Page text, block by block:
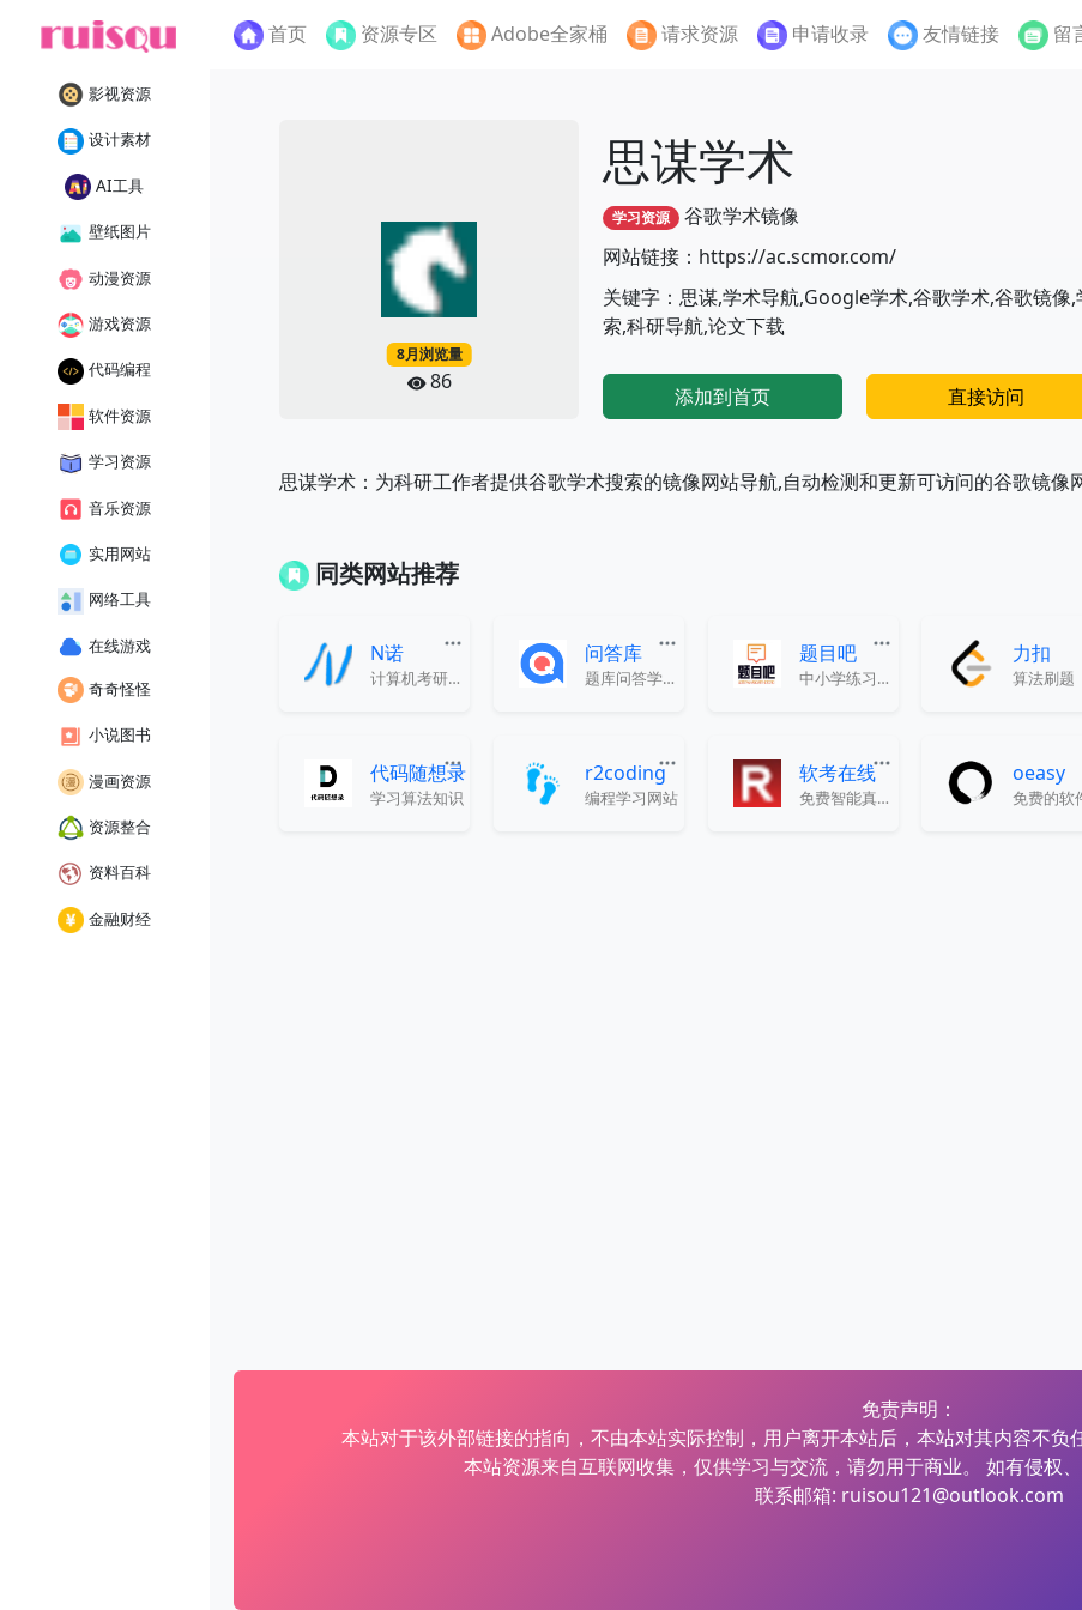
首页 资源专区 Adobe全家桶 请求资源 申请收录 友情链接 留
影视资源
设计素材
AI工具
壁纸图片
动漫资源
游戏资源
代码编程
软件资源
学习资源
音乐资源
实用网站
网络工具
在线游戏
奇奇怪怪
小说图书
漫画资源
资源整合
资料百科
金融财经
8月浏览量
86
思谋学术
学习资源 谷歌学术镜像
网站链接：https://ac.scmor.com/
关键字：思谋,学术导航,Google学术,谷歌学术,谷歌镜像,
索,科研导航,论文下载
添加到首页 直接访问
思谋学术：为科研工作者提供谷歌学术搜索的镜像网站导航,自动检测和更新可访问的谷歌镜像
同类网站推荐
N诺
计算机考研保研必备神器
问答库
题库问答学习平台
题目吧
中小学练习题，试卷
力扣
算法刷题
代码随想录
学习算法知识
r2coding
编程学习网站
软考在线
免费智能真题库
oeasy
免责声明：
本站对于该外部链接的指向，不由本站实际控制，用户离开本站后，本站对其内容不负
本站资源来自互联网收集，仅供学习与交流，请勿用于商业。 如有侵权
联系邮箱: ruisou121@outlook.com